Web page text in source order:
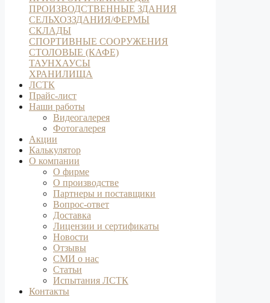
ПРОИЗВОДСТВЕННЫЕ ЗДАНИЯ
СЕЛЬХОЗЗДАНИЯ/ФЕРМЫ
СКЛАДЫ
СПОРТИВНЫЕ СООРУЖЕНИЯ
СТОЛОВЫЕ (КАФЕ)
ТАУНХАУСЫ
ХРАНИЛИЩА
ЛСТК
Прайс-лист
Наши работы
Видеогалерея
Фотогалерея
Акции
Калькулятор
О компании
О фирме
О производстве
Партнеры и поставщики
Вопрос-ответ
Доставка
Лицензии и сертификаты
Новости
Отзывы
СМИ о нас
Статьи
Испытания ЛСТК
Контакты